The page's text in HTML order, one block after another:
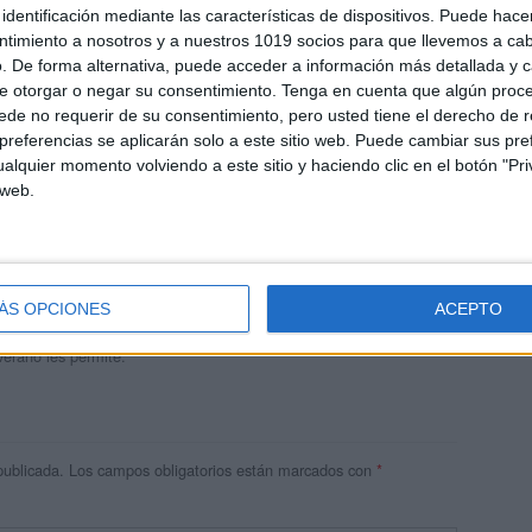
mediante las características de dispositivos. Puede
a nosotros y a nuestros 1019 socios para que llevemos a
De forma alternativa, puede acceder a información más detallada y
otorgar o negar su consentimiento. Tenga en cuenta que algún
no requerir de su consentimiento, pero usted tiene el derecho de
se aplicarán solo a este sitio web. Puede cambiar sus
momento volviendo a este sitio y haciendo clic en el botón
OPCIONES ACEPTO
un blog, es la apuesta personal de dos profesores Ginés y
son los encargados de los contenidos que encontramos
la mayor parte del tiempo, que sus tareas como docentes, y
les permite.
Los campos obligatorios están marcados con *